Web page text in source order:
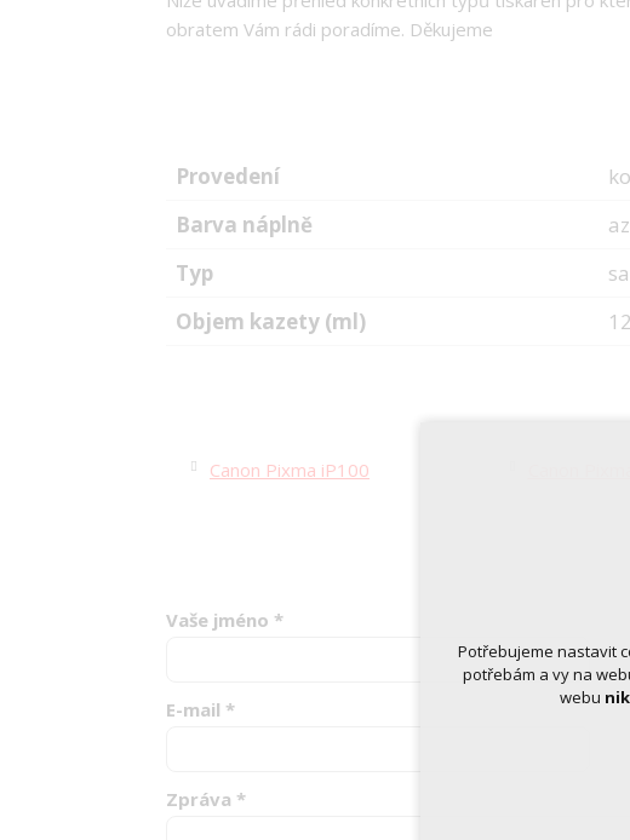
obratem Vám rádi poradíme. Děkujeme
Provedení
Barva náplně
Typ
Objem kazety (ml)
Canon Pixma iP100
Vaše jméno *
E-mail *
Zpráva *
Potřebujeme nastavit
potřebám a vy na
webu